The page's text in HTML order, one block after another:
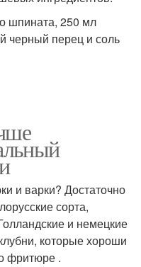
шпината, 250 мл
черный перец и соль
и варки? Достаточно
сорта,
и немецкие
которые хороши
фритюре .